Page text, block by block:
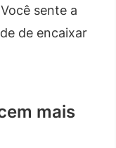
sente a
de encaixar
mais